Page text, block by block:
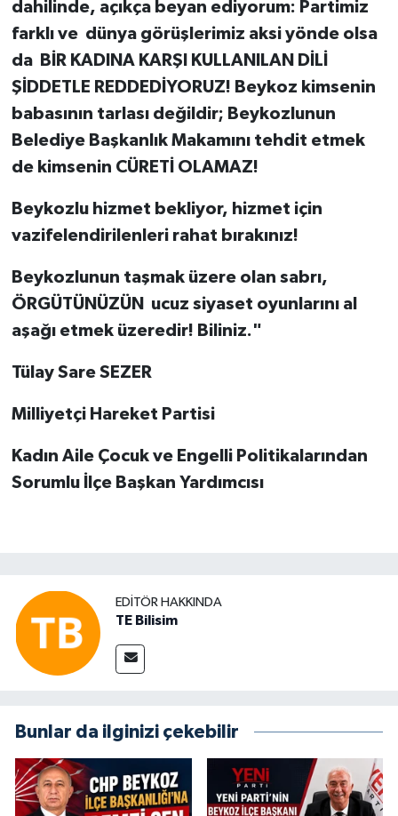
dahilinde, açıkça beyan ediyorum: Partimiz
farklı ve dünya görüşlerimiz aksi yönde olsa
da BİR KADINA KARŞI KULLANILAN DİLİ
ŞİDDETLE REDDEDİYORUZ! Beykoz kimsenin
babasının tarlası değildir; Beykozlunun
Belediye Başkanlık Makamını tehdit etmek
de kimsenin CÜRETİ OLAMAZ!
Beykozlu hizmet bekliyor, hizmet için
vazifelendirilenleri rahat bırakınız!
Beykozlunun taşmak üzere olan sabrı,
ÖRGÜTÜNÜZÜN ucuz siyaset oyunlarını al
aşağı etmek üzeredir! Biliniz."
Tülay Sare SEZER
Milliyetçi Hareket Partisi
Kadın Aile Çocuk ve Engelli Politikalarından
Sorumlu İlçe Başkan Yardımcısı
EDITÖR HAKKINDA
TE Bilisim
Bunlar da ilginizi çekebilir